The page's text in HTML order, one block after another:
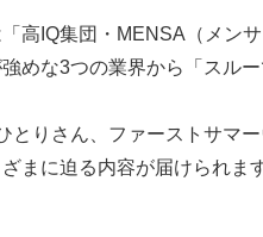
高IQ集団・MENSA（メン
めな3つの業界から「スル
とりさん、ファーストサマ
まに迫る内容が届けられます